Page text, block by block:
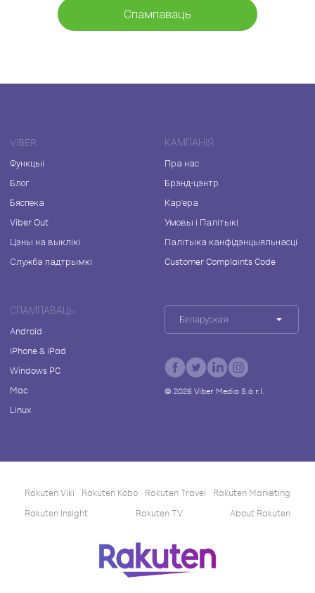
Спампаваць
VIBER
Функцыі
Блог
Бяспека
Viber Out
Цэны на выклікі
Служба падтрымкі
КАМПАНІЯ
Пра нас
Брэнд-цэнтр
Кар'ера
Умовы і Палітыкі
Палітыка канфідэнцыяльнасці
Customer Complaints Code
СПАМПАВАЦЬ
Android
iPhone & iPad
Windows PC
Mac
Linux
Беларуская
© 2026Viber Media S.à r.l.
Rakuten Viki Rakuten Kobo Rakuten Travel
Rakuten Marketing
Rakuten Insight
Rakuten TV About Rakuten